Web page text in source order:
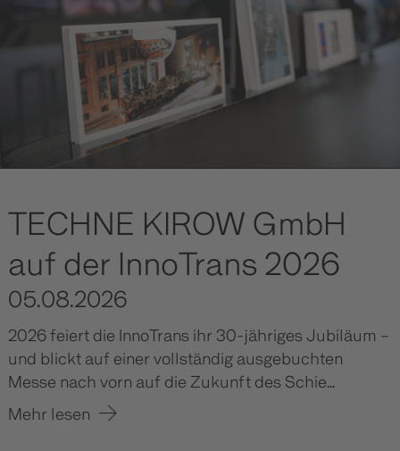
TECHNE KIROW GmbH
auf der InnoTrans 2026
05.08.2026
2026 feiert die InnoTrans ihr 30-jähriges Jubiläum –
und blickt auf einer vollständig ausgebuchten
Messe nach vorn auf die Zukunft des Schie...
Mehr lesen